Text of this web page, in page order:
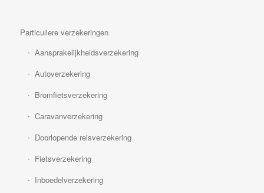
Particuliere verzekeringen
Aansprakelijkheidsverzekering
Autoverzekering
Bromfietsverzekering
Caravanverzekering
Doorlopende reisverzekering
Fietsverzekering
Inboedelverzekering